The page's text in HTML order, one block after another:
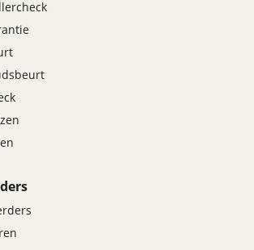
✔ Gebruik van originele
garantie. ✔ Onderhoudsbeurt
Max 7.500 km. ✔ Uitgebreide
APK keuring. Minimaal 6 maanden. ✔
7 Nederland. ✔ Navigatie Update .
merken/ laatst beschikbare
Health via Aviloo. * Voor een grijs
afleverpakket bevat: BOVAG garantie
Nieuwe APK